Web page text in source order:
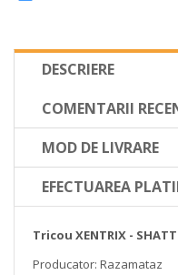
DESCRIERE
COMENTARII
MOD DE LIVRARE
EFECTUAREA
Tricou XENTRIX -
Producator: Razamataz